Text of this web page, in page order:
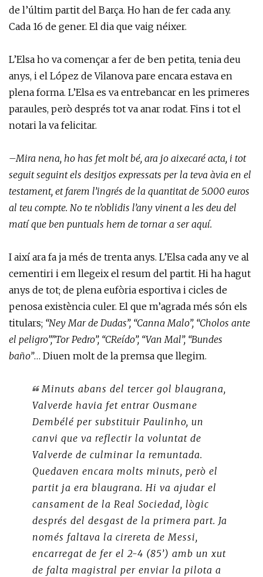
de l’últim partit del Barça. Ho han de fer cada any.
Cada 16 de gener. El dia que vaig néixer.
L’Elsa ho va començar a fer de ben petita, tenia deu
anys, i el López de Vilanova pare encara estava en
plena forma. L’Elsa es va entrebancar en les primeres
paraules, però després tot va anar rodat. Fins i tot el
notari la va felicitar.
–Mira nena, ho has fet molt bé, ara jo aixecaré acta, i tot
seguit seguint els desitjos expressats per la teva àvia en el
testament, et farem l’ingrés de la quantitat de 5.000 euros
al teu compte. No te n’oblidis l’any vinent a les deu del
matí que ben puntuals hem de tornar a ser aquí.
I així ara fa ja més de trenta anys. L’Elsa cada any ve al
cementiri i em llegeix el resum del partit. Hi ha hagut
anys de tot; de plena eufòria esportiva i cicles de
penosa existència culer. El que m’agrada més són els
titulars; “Ney Mar de Dudas”, “Canna Malo”, “Cholos ante
el peligro”,”Tor Pedro”, “CReído”, “Van Mal”, “Bundes
baño”… Diuen molt de la premsa que llegim.
Minuts abans del tercer gol blaugrana,
Valverde havia fet entrar Ousmane
Dembélé per substituir Paulinho, un
canvi que va reflectir la voluntat de
Valverde de culminar la remuntada.
Quedaven encara molts minuts, però el
partit ja era blaugrana. Hi va ajudar el
cansament de la Real Sociedad, lògic
després del desgast de la primera part. Ja
només faltava la cirereta de Messi,
encarregat de fer el 2-4 (85’) amb un xut
de falta magistral per enviar la pilota a